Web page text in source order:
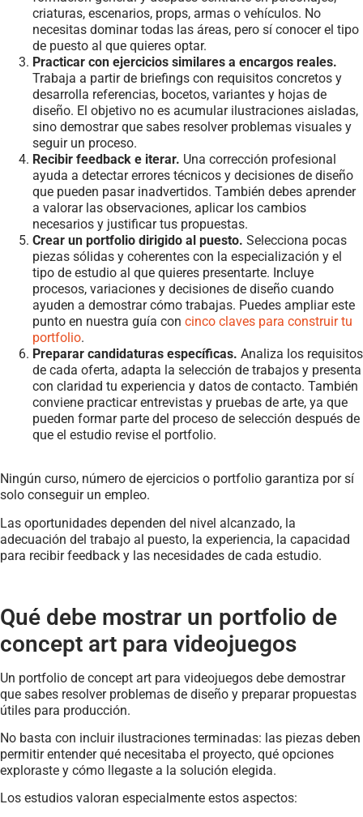
criaturas, escenarios, props, armas o vehículos. No
necesitas dominar todas las áreas, pero sí conocer el tipo
de puesto al que quieres optar.
Practicar con ejercicios similares a encargos reales.
Trabaja a partir de briefings con requisitos concretos y
desarrolla referencias, bocetos, variantes y hojas de
diseño. El objetivo no es acumular ilustraciones aisladas,
sino demostrar que sabes resolver problemas visuales y
seguir un proceso.
Recibir feedback e iterar. Una corrección profesional
ayuda a detectar errores técnicos y decisiones de diseño
que pueden pasar inadvertidos. También debes aprender
a valorar las observaciones, aplicar los cambios
necesarios y justificar tus propuestas.
Crear un portfolio dirigido al puesto. Selecciona pocas
piezas sólidas y coherentes con la especialización y el
tipo de estudio al que quieres presentarte. Incluye
procesos, variaciones y decisiones de diseño cuando
ayuden a demostrar cómo trabajas. Puedes ampliar este
punto en nuestra guía con cinco claves para construir tu
portfolio.
Preparar candidaturas específicas. Analiza los requisitos
de cada oferta, adapta la selección de trabajos y presenta
con claridad tu experiencia y datos de contacto. También
conviene practicar entrevistas y pruebas de arte, ya que
pueden formar parte del proceso de selección después de
que el estudio revise el portfolio.
Ningún curso, número de ejercicios o portfolio garantiza por sí
solo conseguir un empleo.
Las oportunidades dependen del nivel alcanzado, la
adecuación del trabajo al puesto, la experiencia, la capacidad
para recibir feedback y las necesidades de cada estudio.
Qué debe mostrar un portfolio de
concept art para videojuegos
Un portfolio de concept art para videojuegos debe demostrar
que sabes resolver problemas de diseño y preparar propuestas
útiles para producción.
No basta con incluir ilustraciones terminadas: las piezas deben
permitir entender qué necesitaba el proyecto, qué opciones
exploraste y cómo llegaste a la solución elegida.
Los estudios valoran especialmente estos aspectos: